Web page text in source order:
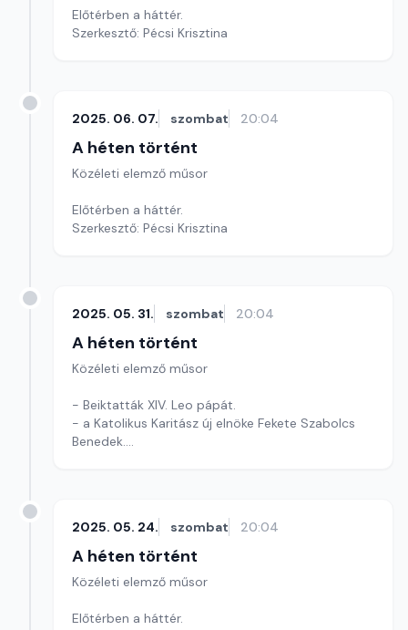
Előtérben a háttér.
Szerkesztő: Pécsi Krisztina
2025. 06. 07. szombat 20:04
A héten történt
Közéleti elemző műsor
Előtérben a háttér.
Szerkesztő: Pécsi Krisztina
2025. 05. 31. szombat 20:04
A héten történt
Közéleti elemző műsor
- Beiktatták XIV. Leo pápát.
- a Katolikus Karitász új elnöke Fekete Szabolcs
Benedek.
2025. 05. 24.
szombat 20:04
A héten történt
Közéleti elemző műsor
Előtérben a háttér.